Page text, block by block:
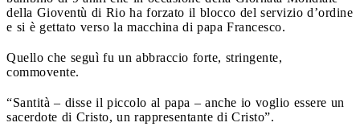
della Gioventù di Rio ha forzato il blocco del servizio d’ordine
e si è gettato verso la macchina di papa Francesco.
Quello che seguì fu un abbraccio forte, stringente,
commovente.
“Santità – disse il piccolo al papa – anche io voglio essere un
sacerdote di Cristo, un rappresentante di Cristo”.